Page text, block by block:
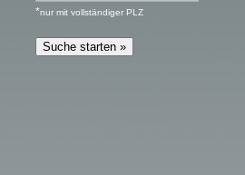
*nur mit vollständiger PLZ